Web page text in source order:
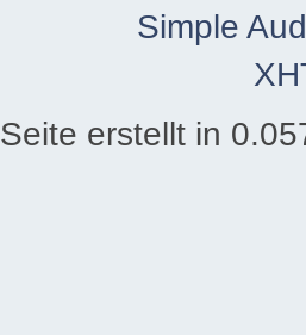
Simple
Seite erstellt in